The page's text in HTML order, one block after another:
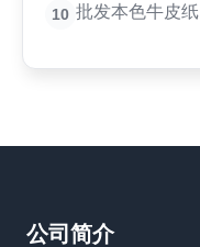
10 批发本色牛皮纸
公司简介